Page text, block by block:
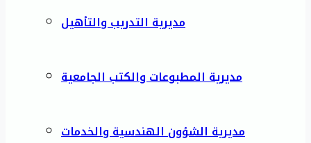
مديرية التدريب والتأهيل
مديرية المطبوعات والكتب الجامعية
مديرية الشؤون الهندسية والخدمات